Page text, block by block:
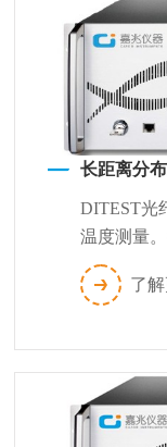
长距离分
DITEST光
温度测量
测量系统
了